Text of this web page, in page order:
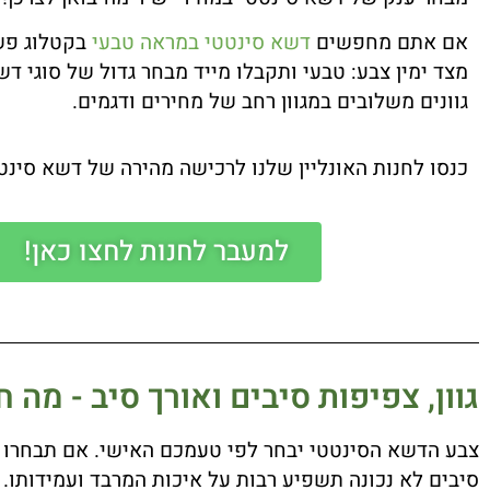
אם אתם מחפשים דשא סינטטי במראה טבעיבקטלוג
מצד ימין צבע: טבעי ותקבלו מייד מבחר גדול של סוגי
גוונים משלובים במגוון רחב של מחירים ודגמים.
כנסו לחנות האונליין שלנו לרכישה מהירה של דשא
למעבר לחנות לחצו כאן!
גוון, צפיפות סיבים ואורך סיב -
סיבים לא נכונה תשפיע רבות על איכות המרבד ועמידותו.